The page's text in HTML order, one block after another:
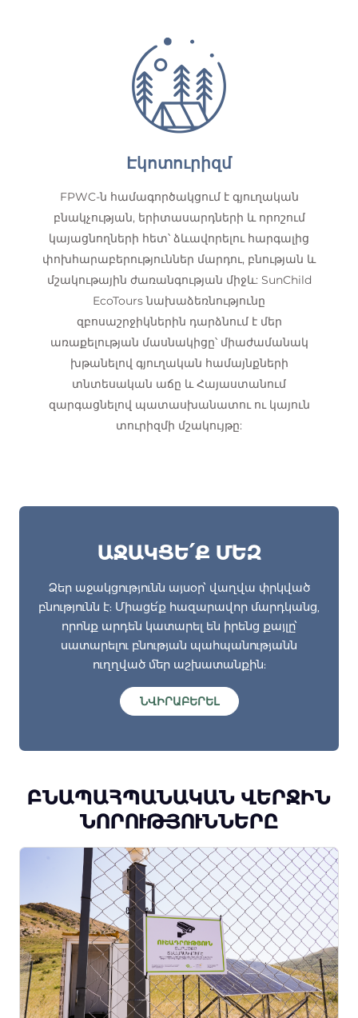
Էկոտուրիզմ
FPWC-ն համագործակցում է գյուղական
բնակչության, երիտասարդների և որոշում
կայացնողների հետ՝ ձևավորելու հարգալից
փոխհարաբերություններ մարդու, բնության և
մշակութային ժառանգության միջև: SunChild
EcoTours նախաձեռնությունը
զբոսաշրջիկներին դարձնում է մեր
առաքելության մասնակիցը՝ միաժամանակ
խթանելով գյուղական համայնքների
տնտեսական աճը և Հայաստանում
զարգացնելով պատասխանատու ու կայուն
տուրիզմի մշակույթը:
ԱՋԱԿՑԵ՛Ք ՄԵԶ
Ձեր աջակցությունն այսօր՝ վաղվա փրկված
բնությունն է: Միացե՛ք հազարավոր մարդկանց,
որոնք արդեն կատարել են իրենց քայլը՝
սատարելու բնության պահպանությանն
ուղղված մեր աշխատանքին:
ՆՎԻՐԱԲԵՐԵԼ
ԲՆԱՊԱՀՊԱՆԱԿԱՆ ՎԵՐՋԻՆ
ՆՈՐՈՒԹՅՈՒՆՆԵՐԸ